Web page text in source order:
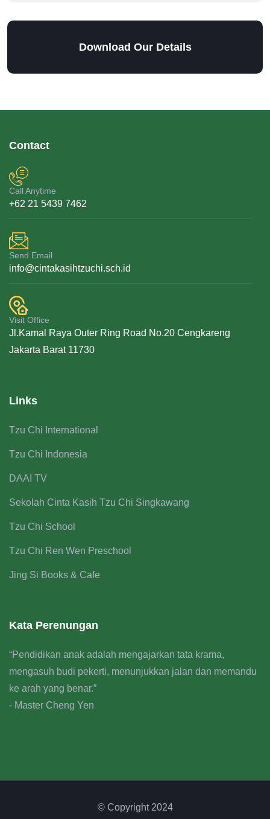
Download Our Details
Contact
Call Anytime
+62 21 5439 7462
Send Email
info@cintakasihtzuchi.sch.id
Visit Office
Jl.Kamal Raya Outer Ring Road No.20 Cengkareng
Jakarta Barat 11730
Links
Tzu Chi International
Tzu Chi Indonesia
DAAI TV
Sekolah Cinta Kasih Tzu Chi Singkawang
Tzu Chi School
Tzu Chi Ren Wen Preschool
Jing Si Books & Cafe
Kata Perenungan
“Pendidikan anak adalah mengajarkan tata krama,
mengasuh budi pekerti, menunjukkan jalan dan memandu
ke arah yang benar.”
- Master Cheng Yen
© Copyright 2024